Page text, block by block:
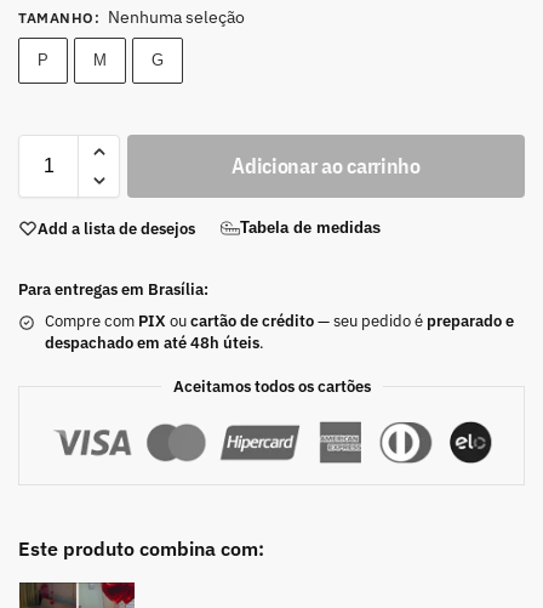
TAMANHO : Nenhuma seleção
P M G
Adicionar ao carrinho
Add a lista de desejos Tabela de medidas
Para entregas em Brasília:
Compre com PIX oucartão de crédito— seu pedido é preparado e
despachado em até 48h úteis.
Aceitamos todos os cartões
Este produto combina com: